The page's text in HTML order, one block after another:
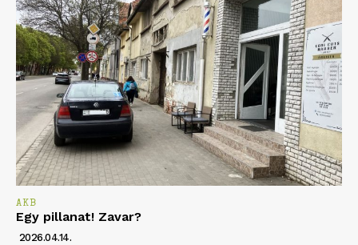
AKB
Egy pillanat! Zavar?
2026.04.14.